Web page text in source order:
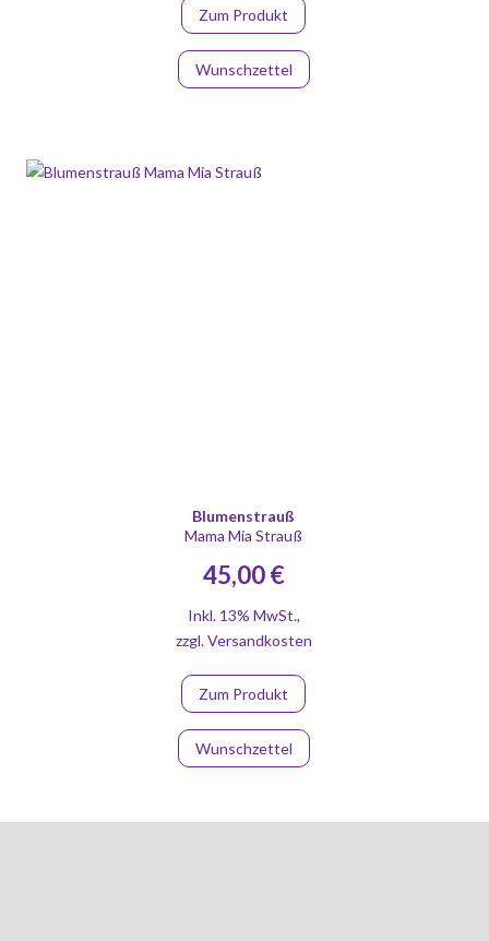
Zum Produkt
Wunschzettel
Blumenstrauß
Mama Mia Strauß
45,00 €
Inkl. 13% MwSt.,
zzgl.Versandkosten
Zum Produkt
Wunschzettel